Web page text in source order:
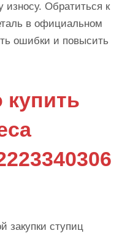
износу. Обратиться к
в официальном
ошибки и повысить
закупки ступиц